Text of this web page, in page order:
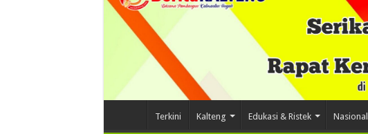
Terkini Kalteng Edukasi & Ristek Nasional